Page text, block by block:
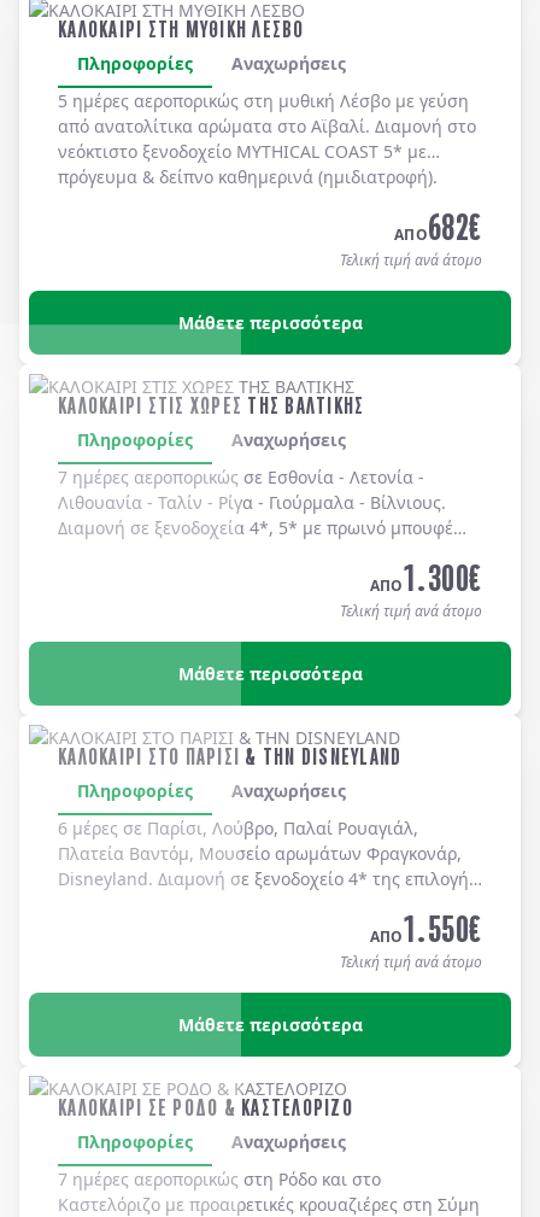
ΚΑΛΟΚΑΙΡΙ ΣΤΗ ΜΥΘΙΚΗ ΛΕΣΒΟ
Πληροφορίες
Αναχωρήσεις
5 ημέρες αεροπορικώς στη μυθική Λέσβο με γεύση
από ανατολίτικα αρώματα στο Αϊβαλί. Διαμονή στο
νεόκτιστο ξενοδοχείο MYTHICAL COAST 5* με
πρόγευμα & δείπνο καθημερινά (ημιδιατροφή).
ΑΠΟ682€
Τελική τιμή ανά άτομο
Μάθετε περισσότερα
ΚΑΛΟΚΑΙΡΙ ΣΤΙΣ ΧΩΡΕΣ ΤΗΣ ΒΑΛΤΙΚΗΣ
Πληροφορίες
Αναχωρήσεις
7 ημέρες αεροπορικώς σε Εσθονία - Λετονία -
Λιθουανία - Ταλίν - Ρίγα - Γιούρμαλα - Βίλνιους.
Διαμονή σε ξενοδοχεία 4*, 5* με πρωινό μπουφέ
ΑΠΟ1.300€
Τελική τιμή ανά άτομο
Μάθετε περισσότερα
ΚΑΛΟΚΑΙΡΙ ΣΤΟ ΠΑΡΙΣΙ & ΤΗΝ DISNEYLAND
Πληροφορίες
Αναχωρήσεις
6 μέρες σε Παρίσι, Λούβρο, Παλαί Ρουαγιάλ,
Πλατεία Βαντόμ, Μουσείο αρωμάτων Φραγκονάρ,
Disneyland. Διαμονή σε ξενοδοχείo 4* της επιλογής
ΑΠΟ1.550€
Τελική τιμή ανά άτομο
Μάθετε περισσότερα
ΚΑΛΟΚΑΙΡΙ ΣΕ ΡΟΔΟ & ΚΑΣΤΕΛΟΡΙΖΟ
Πληροφορίες
Αναχωρήσεις
7 ημέρες αεροπορικώς στη Ρόδο και στο
Καστελόριζο με προαιρετικές κρουαζιέρες στη Σύμη